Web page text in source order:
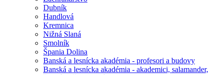
Dubník
Handlová
Kremnica
Nižná Slaná
Smolník
Špania Dolina
Banská a lesnícka akadémia - profesori a budovy
Banská a lesnícka akadémia - akademici, salamander,